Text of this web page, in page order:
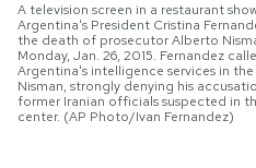
SHOP
CALENDARIO
A television screen in a restaurant
Argentina's President Cristina
the death of prosecutor Alberto
Monday, Jan. 26, 2015. Fernandez
Argentina's intelligence services in
Nisman, strongly denying his
former Iranian officials suspected in
center. (AP Photo/Ivan Fernandez)